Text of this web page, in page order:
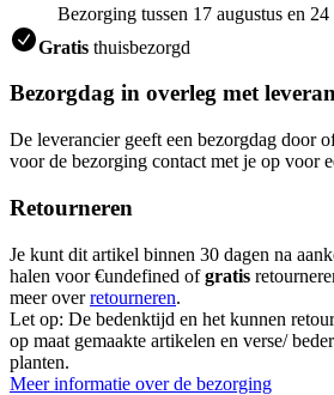
Bezorging tussen 17 augustus en 24
Gratis thuisbezorgd
Bezorgdag in overleg met
De leverancier geeft een bezorgdag door
voor de bezorging contact met je op voor
Retourneren
Je kunt dit artikel binnen 30 dagen na
halen voor €undefined ofgratis
meer overretourneren.
Let op: De bedenktijd en het kunnen
op maat gemaakte artikelen en verse/
planten.
Meer informatie over de bezorging